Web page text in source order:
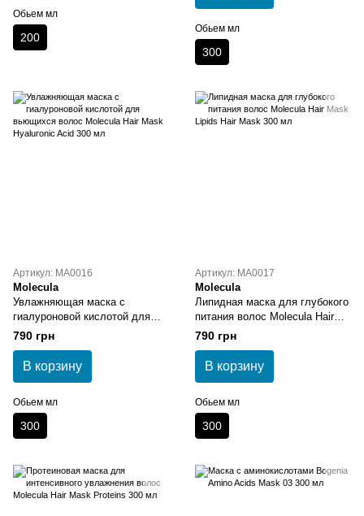
Обьем мл
200
Обьем мл
300
Артикул: MA0016
Molecula
Увлажняющая маска с
гиалуроновой кислотой для
вьющихся волос Molecula Hair
Mask Hyaluronic Acid 300 мл
790 грн
В корзину
Обьем мл
300
Артикул: MA0017
Molecula
Липидная маска для глубокого
питания волос Molecula Hair
Mask Lipids Hair Mask 300 мл
790 грн
В корзину
Обьем мл
300